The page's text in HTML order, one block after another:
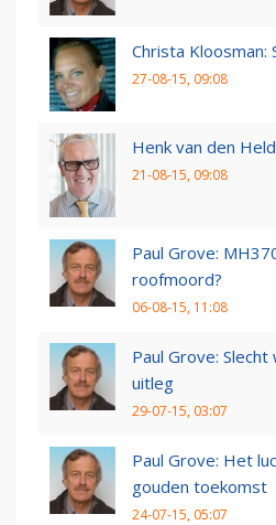
Christa
27-08-15, 09:08
Henk van den
21-08-15, 09:08
Paul Grove:
roofmoord?
06-08-15, 11:08
Paul Grove:
uitleg
29-07-15, 03:07
Paul Grove: Het
gouden toekomst
24-07-15, 05:07